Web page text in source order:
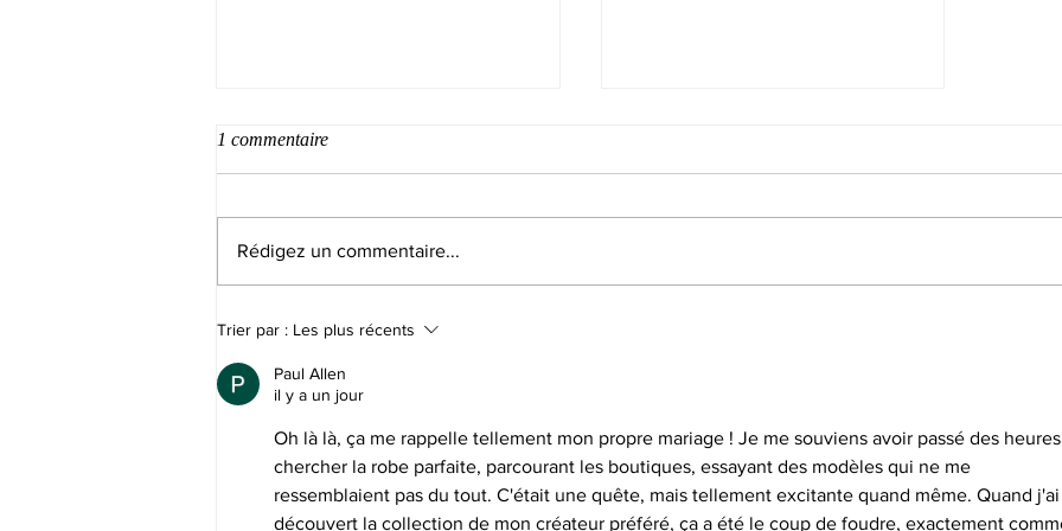
Présentation de la collection
2022 d'Atelier Plumetis, votre
showroom de robes de mariée à
Toulouse
1 commentaire
Rédigez un commentaire...
Trier par : Les plus récents
Paul Allen
il y a un jour
Oh là là, ça me rappelle tellement mon propre mariage ! Je me souviens avoir passé des
chercher la robe parfaite, parcourant les boutiques, essayant des modèles qui ne me
ressemblaient pas du tout. C'était une quête, mais tellement excitante quand même. Quand j'ai
découvert la collection de mon créateur préféré, ça a été le coup de foudre, exactement